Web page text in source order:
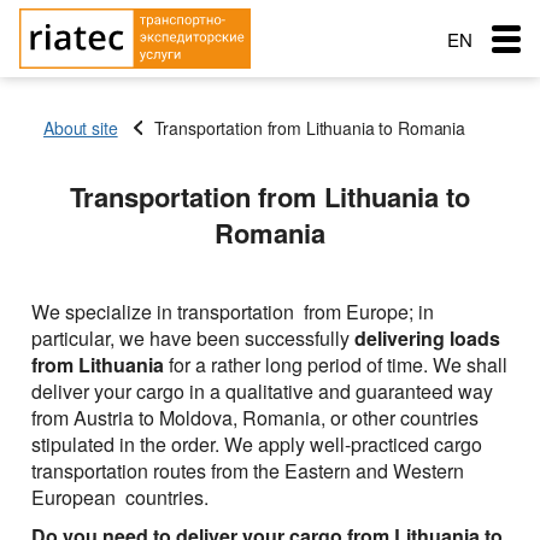
Services
The main types of transport
Cargo transportation: Awning semitrailer – 90 cubes
Cargo transportation with refrigerator + 10C — 20C, 86
cubes
Cargo transportation: Awning, articulated lorry with
Типы перевозок
Автомобильные грузоперевозки
Перевозки сборных грузов
Морские перевозки
Морские грузоперевозки
Ж.Д. грузоперевозки
Service order
Exchange: Transport and cargo
EN
About site Transportation from Lithuania to Romania
Transportation from Lithuania to
Romania
City of unloading
Description of cargo
Loading Date
Transport type
Cargo weight (t)
We specialize in transportation from Europe; in
particular, we have been successfullydelivering loads
from Lithuaniafor a rather long period of time. We shall
deliver your cargo in a qualitative and guaranteed way
from Austria to Moldova, Romania, or other countries
stipulated in the order. We apply well-practiced cargo
transportation routes from the Eastern and Western
European countries.
Country of loading
Description of cargo
Loading Date
Transport type
Cargo weight (t)
Cargo volume
Country of loading
Transport type
Free with
Cargo weight (t)
Cargo volume
Company